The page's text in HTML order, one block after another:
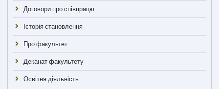
Договори про співпрацю
Історія становлення
Про факультет
Деканат факультету
Освітня діяльність